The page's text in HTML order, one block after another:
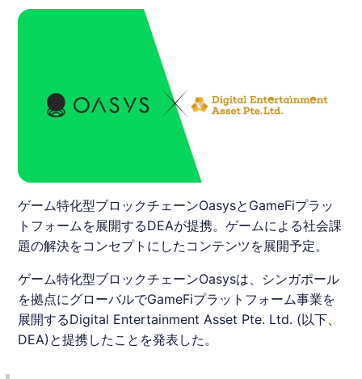
ゲーム特化型ブロックチェーンOasysとGameFiプラッ
トフォームを展開するDEAが提携。ゲームによる社会課
題の解決をコンセプトにしたコンテンツを展開予定。
ゲーム特化型ブロックチェーンOasysは、シンガポール
を拠点にグローバルでGameFiプラットフォーム事業を
展開するDigital Entertainment Asset Pte. Ltd. (以下、
DEA)と提携したことを発表した。